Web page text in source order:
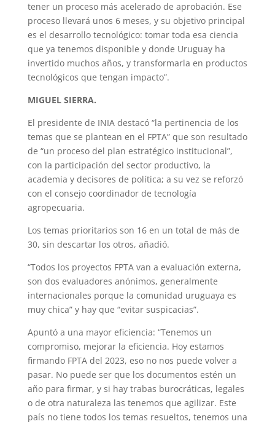
tener un proceso más acelerado de aprobación. Ese
proceso llevará unos 6 meses, y su objetivo principal
es el desarrollo tecnológico: tomar toda esa ciencia
que ya tenemos disponible y donde Uruguay ha
invertido muchos años, y transformarla en productos
tecnológicos que tengan impacto”.
MIGUEL SIERRA.
El presidente de INIA destacó “la pertinencia de los
temas que se plantean en el FPTA” que son resultado
de “un proceso del plan estratégico institucional”,
con la participación del sector productivo, la
academia y decisores de política; a su vez se reforzó
con el consejo coordinador de tecnología
agropecuaria.
Los temas prioritarios son 16 en un total de más de
30, sin descartar los otros, añadió.
“Todos los proyectos FPTA van a evaluación externa,
son dos evaluadores anónimos, generalmente
internacionales porque la comunidad uruguaya es
muy chica” y hay que “evitar suspicacias”.
Apuntó a una mayor eficiencia: “Tenemos un
compromiso, mejorar la eficiencia. Hoy estamos
firmando FPTA del 2023, eso no nos puede volver a
pasar. No puede ser que los documentos estén un
año para firmar, y si hay trabas burocráticas, legales
o de otra naturaleza las tenemos que agilizar. Este
país no tiene todos los temas resueltos, tenemos una